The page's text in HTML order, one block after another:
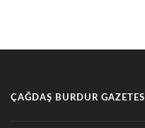
ÇAĞDAŞ BURDUR GAZETESI